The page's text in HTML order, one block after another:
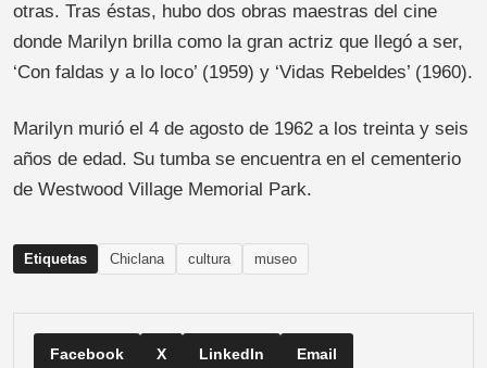
otras. Tras éstas, hubo dos obras maestras del cine
donde Marilyn brilla como la gran actriz que llegó a ser,
‘Con faldas y a lo loco’ (1959) y ‘Vidas Rebeldes’ (1960).
Marilyn murió el 4 de agosto de 1962 a los treinta y seis
años de edad. Su tumba se encuentra en el cementerio
de Westwood Village Memorial Park.
Etiquetas Chiclana cultura museo
Facebook X LinkedIn Email